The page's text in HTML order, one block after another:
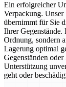
Ein erfolgreicher
Verpackung.
übernimmt für Sie
Ihrer
Ordnung, sondern
Lagerung optimal
Gegenständen
Unterstützung
geht oder